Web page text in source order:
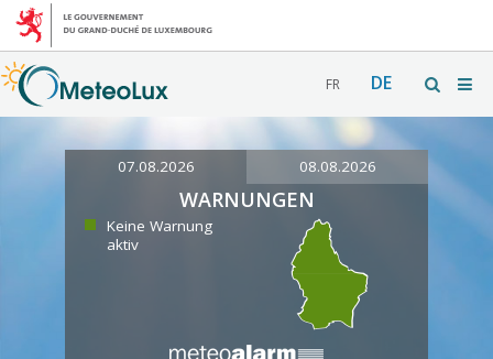
FR DE
07.08.2026 08.08.2026
WARNUNGEN
Keine Warnung
aktiv